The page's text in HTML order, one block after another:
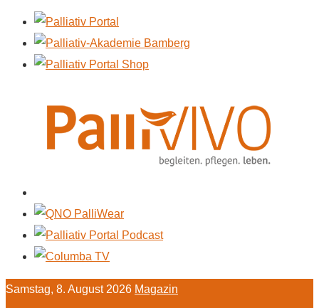
Samstag, 8. August 2026 Magazin